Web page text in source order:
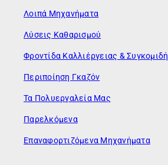
Λοιπά Μηχανήματα
Λύσεις Καθαρισμού
Φροντίδα Καλλιέργειας & Συγκομιδή
Περιποίηση Γκαζόν
Τα Πολυεργαλεία Μας
Παρελκόμενα
Επαναφορτιζόμενα Μηχανήματα